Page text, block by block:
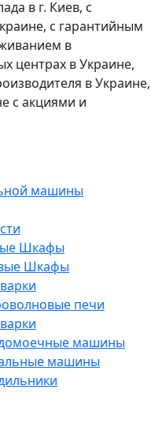
в г. Киев, с
с гарантийным
в
центрах в Украине,
в Украине,
с акциями и
машины
Шкафы
Шкафы
печи
машины
машины